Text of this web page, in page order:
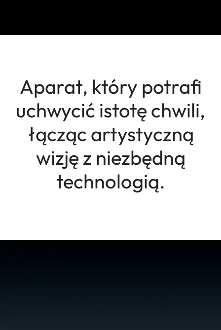
Aparat, który potrafi
uchwycić istotę chwili,
łącząc artystyczną
wizję z niezbędną
technologią.